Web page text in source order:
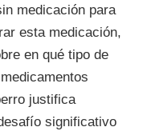
medicación para
esta medicación,
en qué tipo de
justifica
significativo